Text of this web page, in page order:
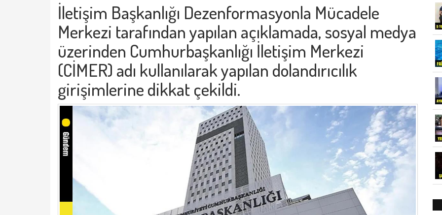
İletişim Başkanlığı Dezenformasyonla Mücadele
Merkezi tarafından yapılan açıklamada, sosyal medya
üzerinden Cumhurbaşkanlığı İletişim Merkezi
(CİMER) adı kullanılarak yapılan dolandırıcılık
girişimlerine dikkat çekildi.